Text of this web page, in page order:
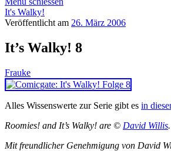
It's Walky!
Veröffentlicht am 26. März 2006
It’s Walky! 8
Frauke
Alles Wissenswerte zur Serie gibt es in
Roomies! and It’s Walky! are © David Willis.
Mit freundlicher Genehmigung von David